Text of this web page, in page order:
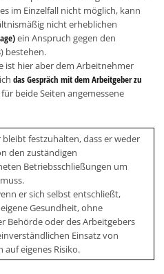
im Einzelfall nicht möglich, kann
nicht erheblichen
ein Anspruch gegen den
bestehen.
ist hier aber dem Arbeitnehmer
das Gespräch mit dem Arbeitgeber zu
beide Seiten angemessene
festzuhalten, dass er weder
den zuständigen
Betriebsschließungen um
er sich selbst entschließt,
Gesundheit, ohne
Behörde oder des Arbeitgebers
Einsatz von
eigenes Risiko.